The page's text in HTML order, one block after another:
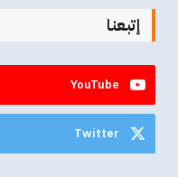
إتبعنا
YouTube
Twitter